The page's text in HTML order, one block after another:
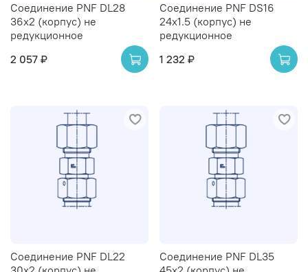
Соединение PNF DL28
36х2 (корпус) не
редукционное
2 057 ₽
Соединение PNF DS16
24х1.5 (корпус) не
редукционное
1 232 ₽
Соединение PNF DL22
Соединение PNF DL35